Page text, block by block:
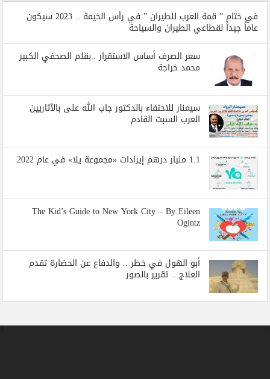
في ختام ” قمة العرب للطيران ” في رأس الخيمة .. 2023 سيكون
عاماً جيداً لقطاعي الطيران والسياحة
سعر الصرف أساس الاستقرار ..بقلم الصحفي الكبير
محمد خراجة
سيمنار للاحتفاء بالدكتور جاب الله على بالآثاريين
العرب السبت القادم
1.1 مليار درهم إيرادات «مجموعة يلا» في عام 2022
The Kid’s Guide to New York City – By Eileen
Ogintz
أبو الهول في خطر .. والدفاع عن الحضارة تقدم
العلاج .. تقرير بالصور